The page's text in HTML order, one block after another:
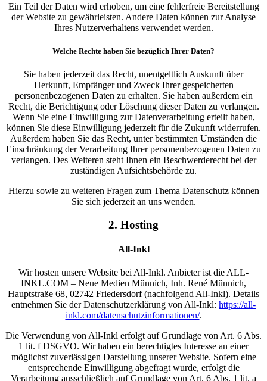
Ein Teil der Daten wird erhoben, um eine fehlerfreie Bereitstellung
der Website zu gewährleisten. Andere Daten können zur Analyse
Ihres Nutzerverhaltens verwendet werden.
Welche Rechte haben Sie bezüglich Ihrer Daten?
Sie haben jederzeit das Recht, unentgeltlich Auskunft über
Herkunft, Empfänger und Zweck Ihrer gespeicherten
personenbezogenen Daten zu erhalten. Sie haben außerdem ein
Recht, die Berichtigung oder Löschung dieser Daten zu verlangen.
Wenn Sie eine Einwilligung zur Datenverarbeitung erteilt haben,
können Sie diese Einwilligung jederzeit für die Zukunft widerrufen.
Außerdem haben Sie das Recht, unter bestimmten Umständen die
Einschränkung der Verarbeitung Ihrer personenbezogenen Daten zu
verlangen. Des Weiteren steht Ihnen ein Beschwerderecht bei der
zuständigen Aufsichtsbehörde zu.
Hierzu sowie zu weiteren Fragen zum Thema Datenschutz können
Sie sich jederzeit an uns wenden.
2. Hosting
All-Inkl
Wir hosten unsere Website bei All-Inkl. Anbieter ist die ALL-
INKL.COM – Neue Medien Münnich, Inh. René Münnich,
Hauptstraße 68, 02742 Friedersdorf (nachfolgend All-Inkl). Details
entnehmen Sie der Datenschutzerklärung von All-Inkl: https://all-
inkl.com/datenschutzinformationen/.
Die Verwendung von All-Inkl erfolgt auf Grundlage von Art. 6 Abs.
1 lit. f DSGVO. Wir haben ein berechtigtes Interesse an einer
möglichst zuverlässigen Darstellung unserer Website. Sofern eine
entsprechende Einwilligung abgefragt wurde, erfolgt die
Verarbeitung ausschließlich auf Grundlage von Art. 6 Abs. 1 lit. a